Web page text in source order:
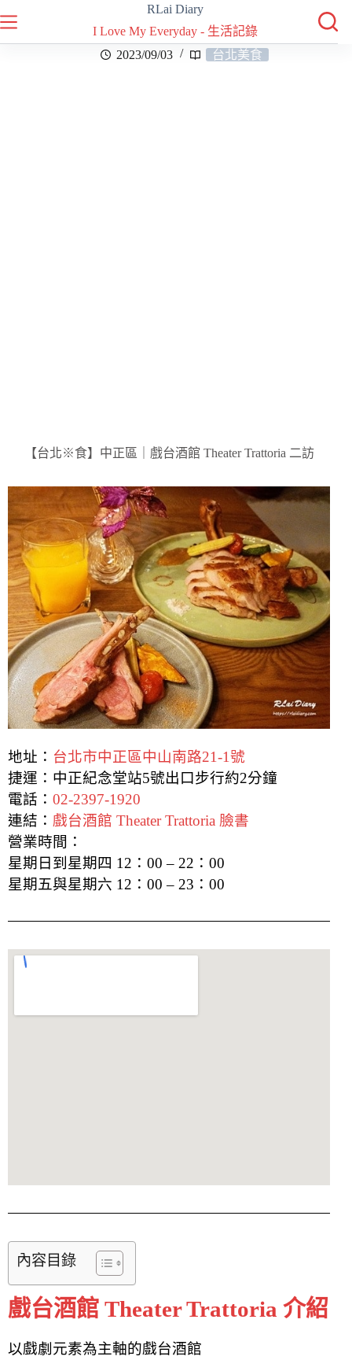
RLai Diary
I Love My Everyday - 生活記錄
2023/09/03
台北美食
【台北※食】中正區｜戲台酒館 Theater Trattoria 二訪
地址： 台北市中正區中山南路21-1號
捷運：中正紀念堂站5號出口步行約2分鐘
電話： 02-2397-1920
連結： 戲台酒館 Theater Trattoria 臉書
營業時間：
星期日到星期四 12：00 – 22：00
星期五與星期六 12：00 – 23：00
內容目錄
戲台酒館 Theater Trattoria 介紹
以戲劇元素為主軸的戲台酒館